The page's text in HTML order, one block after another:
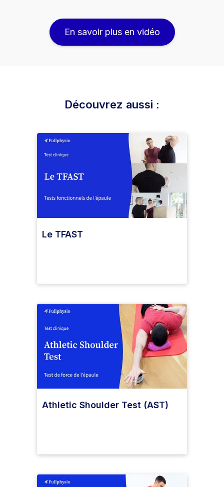
En savoir plus en vidéo
Découvrez aussi :
Le TFAST
Athletic Shoulder Test (AST)